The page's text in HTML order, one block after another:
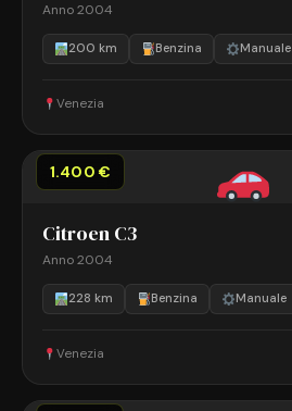
Anno 2004
200 km Benzina Manuale
Venezia
1.400 €
Citroen C3
Anno 2004
228 km Benzina Manuale
Venezia